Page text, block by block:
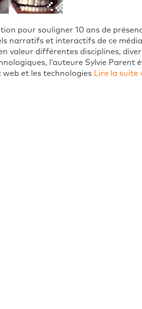
pour souligner 10 ans de
narratifs et interactifs de ce
valeur différentes disciplines,
l’auteure Sylvie Parent
web et les technologies Lire la suite